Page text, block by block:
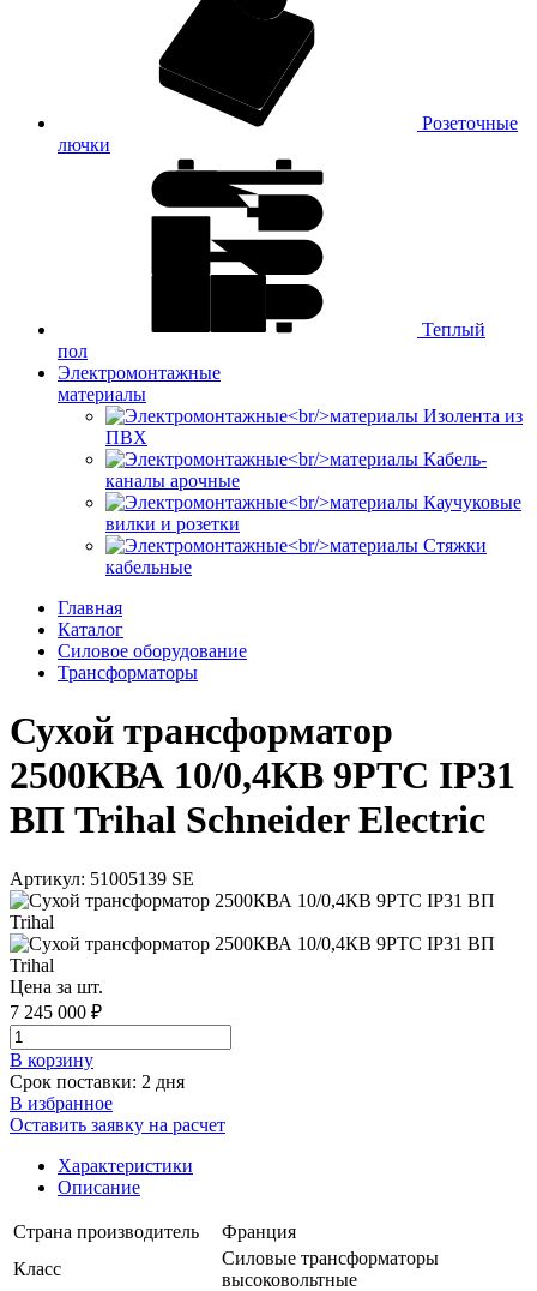
Розеточные
лючки
Теплый
пол
Электромонтажные
материалы
Изолента из
ПВХ
Кабель-
каналы арочные
Каучуковые
вилки и розетки
Стяжки
кабельные
Главная
Каталог
Силовое оборудование
Трансформаторы
Сухой трансформатор
2500КВА 10/0,4КВ 9PTC IP31
ВП Trihal Schneider Electric
Артикул: 51005139 SE
Цена за шт.
7 245 000 ₽
В корзинy
Срок поставки: 2 дня
В избранное
Оставить заявку на расчет
Характеристики
Описание
Страна производитель
Франция
Класс
Силовые трансформаторы
высоковольтные